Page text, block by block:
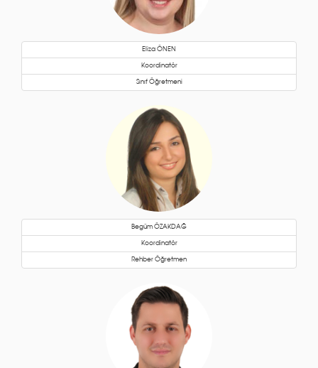
Eliza ÖNEN
Koordinatör
Sınıf Öğretmeni
Begüm ÖZAKDAĞ
Koordinatör
Rehber Öğretmen